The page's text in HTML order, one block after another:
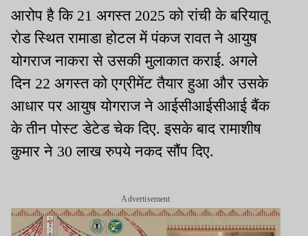
आरोप है कि 21 अगस्त 2025 को रांची के बरियातू
रोड स्थित रामाडा होटल में पंकज रावत ने आयुष
योगराज नाकरा से उसकी मुलाकात कराई. अगले
दिन 22 अगस्त को एग्रीमेंट तैयार हुआ और उसके
आधार पर आयुष योगराज ने आईसीआईसीआई बैंक
के तीन पोस्ट डेटेड चेक दिए. इसके बाद रामाशीष
कुमार ने 30 लाख रुपये नकद सौंप दिए.
Advertisement